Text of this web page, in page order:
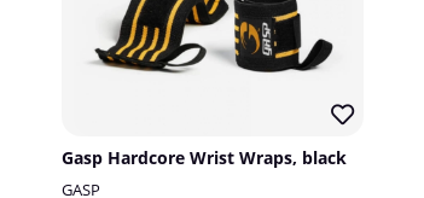
Gasp Hardcore Wrist Wraps, black
GASP